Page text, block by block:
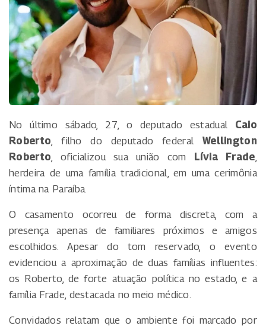
No último sábado, 27, o deputado estadual Caio
Roberto , filho do deputado federal Wellington
Roberto , oficializou sua união com Lívia Frade
herdeira de uma família tradicional, em uma cerimônia
íntima na Paraíba.
O casamento ocorreu de forma discreta, com a
presença apenas de familiares próximos e amigos
escolhidos. Apesar do tom reservado, o evento
evidenciou a aproximação de duas famílias influentes:
os Roberto, de forte atuação política no estado, e a
família Frade, destacada no meio médico.
Convidados relatam que o ambiente foi marcado por